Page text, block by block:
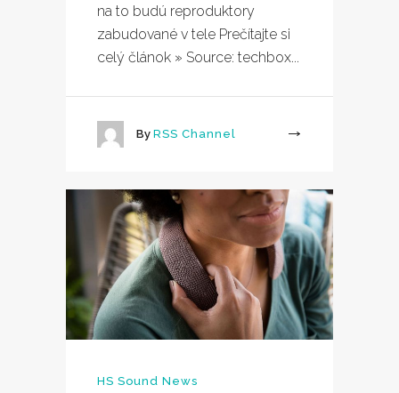
na to budú reproduktory
zabudované v tele Prečítajte si
celý článok » Source: techbox...
By RSS Channel
More
HS Sound News